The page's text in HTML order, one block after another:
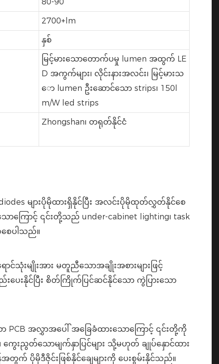
80-90
2700+lm
နှစ်
မြင့်မားသောတောက်ပမှု lumen အထွက် LE
D အကွက်များ၊ လိုင်းနားအလင်း၊ မြင့်မားသ
ော lumen ဦးဆောင်သော strips၊ 150l
m/W led strips
Zhongshan၊ တရုတ်နိုင်ငံ
များပိုမိုထားရှိနိုင်ပြီး အလင်းပိုမိုထုတ်လွှတ်နိုင်စေ
ောကြောင့် ၎င်းတို့သည် under-cabinet lighting၊ task
စေပါသည်။
မျိုးအား မတူညီသောအချိုးအစားများဖြင့်
းနိုင်ပြီး စိတ်ကြိုက်ပြင်ဆင်နိုင်သော ကွဲပြားသော
ာ PCB အလွှာအပေါ် အခြေခံထားသောကြောင့် ၎င်းတို့ကို
ညွတ်သောမျက်နှာပြင်များ သို့မဟုတ် ချုပ်နှောင်ထား
ပိုမိုဒီဇိုင်းဖြစ်နိုင်ချေများကို ပေးစွမ်းနိုင်သည်။